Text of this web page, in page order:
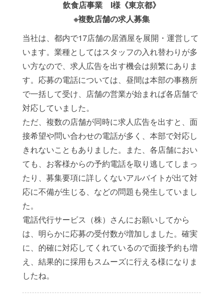
飲食店事業 I様《東京都》
※複数店舗の求人募集
当社は、都内で17店舗の居酒屋を展開・運営して
います。業種としてはスタッフの入れ替わりが多
い方なので、求人広告を出す機会は頻繁にありま
す。応募の電話については、昼間は本部の事務所
で一括して受け、店舗の営業が始まれば各店舗で
対応していました。
ただ、複数の店舗が同時に求人広告を出すと、面
接希望や問い合わせの電話が多く、本部で対応し
きれないこともありました。また、各店舗におい
ても、お客様からの予約電話を取り逃してしまっ
たり、募集要項に詳しくないアルバイトが出て対
応に不備が生じる、などの問題も発生していまし
た。
電話代行サービス（株）さんにお願いしてから
は、明らかに応募の受付数が増加しました。確実
に、的確に対応してくれているので面接予約も増
え、結果的に採用もスムーズに行える様になりま
したね。